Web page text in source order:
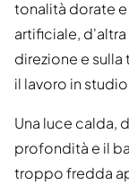
tonalità dorate
artificiale,
direzione e
il lavoro in
Una luce calda,
profondità e il
troppo fredda